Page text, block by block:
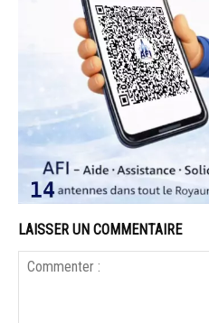
LAISSER UN COMMENTAIRE